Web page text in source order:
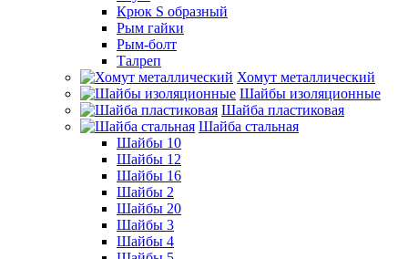
Крюк S образный
Рым гайки
Рым-болт
Талреп
Хомут металлический
Шайбы изоляционные
Шайба пластиковая
Шайба стальная
Шайбы 10
Шайбы 12
Шайбы 16
Шайбы 2
Шайбы 20
Шайбы 3
Шайбы 4